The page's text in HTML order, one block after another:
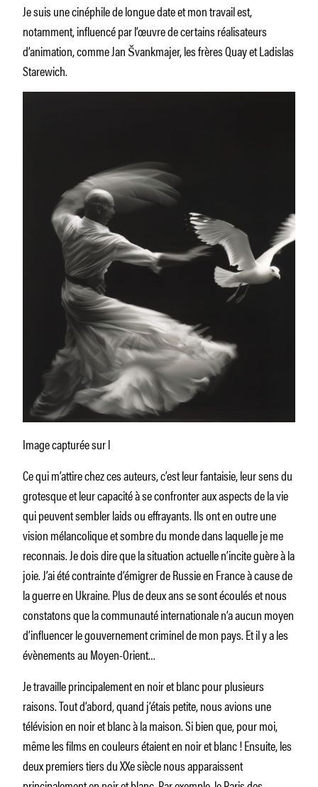
Je suis une cinéphile de longue date et mon travail est,
notamment, influencé par l’œuvre de certains réalisateurs
d’animation, comme Jan Švankmajer, les frères Quay et Ladislas
Starewich.
Image capturée sur l
Ce qui m’attire chez ces auteurs, c’est leur fantaisie, leur sens du
grotesque et leur capacité à se confronter aux aspects de la vie
qui peuvent sembler laids ou effrayants. Ils ont en outre une
vision mélancolique et sombre du monde dans laquelle je me
reconnais. Je dois dire que la situation actuelle n’incite guère à la
joie. J’ai été contrainte d’émigrer de Russie en France à cause de
la guerre en Ukraine. Plus de deux ans se sont écoulés et nous
constatons que la communauté internationale n’a aucun moyen
d’influencer le gouvernement criminel de mon pays. Et il y a les
évènements au Moyen-Orient…
Je travaille principalement en noir et blanc pour plusieurs
raisons. Tout d’abord, quand j’étais petite, nous avions une
télévision en noir et blanc à la maison. Si bien que, pour moi,
même les films en couleurs étaient en noir et blanc ! Ensuite, les
deux premiers tiers du XXe siècle nous apparaissent